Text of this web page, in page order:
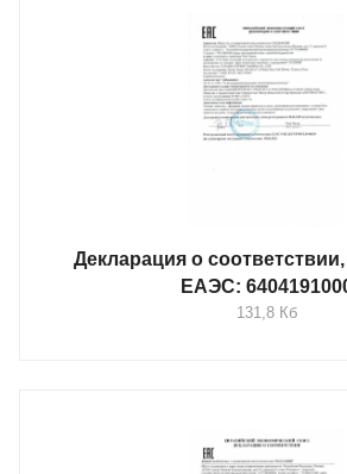
Декларация о
ЕАЭС:
131,8 Кб